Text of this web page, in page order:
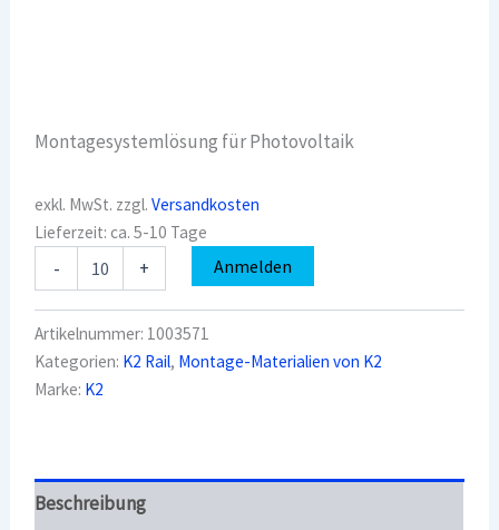
Montagesystemlösung für Photovoltaik
exkl. MwSt. zzgl.Versandkosten
Lieferzeit:ca. 5-10 Tage
-
1003571
Set
BasicRail
(ehemals
SpeedRail)
+ Anmelden
Artikelnummer: 1003571
Kategorien: K2 Rail, Montage-Materialien von K2
Marke: K2
Beschreibung